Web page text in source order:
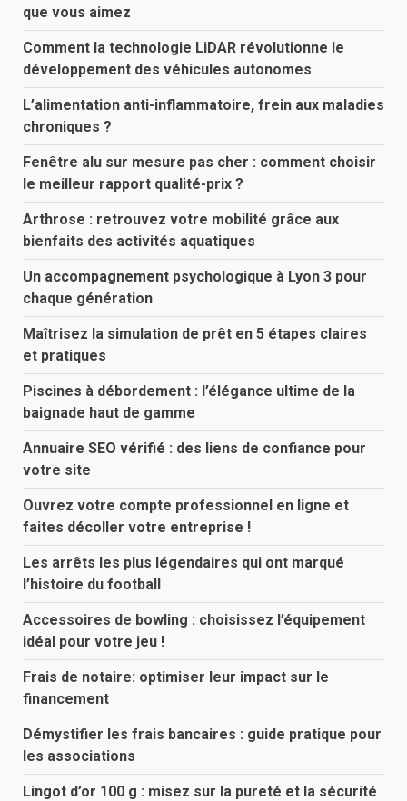
que vous aimez
Comment la technologie LiDAR révolutionne le
développement des véhicules autonomes
L’alimentation anti-inflammatoire, frein aux maladies
chroniques ?
Fenêtre alu sur mesure pas cher : comment choisir
le meilleur rapport qualité-prix ?
Arthrose : retrouvez votre mobilité grâce aux
bienfaits des activités aquatiques
Un accompagnement psychologique à Lyon 3 pour
chaque génération
Maîtrisez la simulation de prêt en 5 étapes claires
et pratiques
Piscines à débordement : l’élégance ultime de la
baignade haut de gamme
Annuaire SEO vérifié : des liens de confiance pour
votre site
Ouvrez votre compte professionnel en ligne et
faites décoller votre entreprise !
Les arrêts les plus légendaires qui ont marqué
l’histoire du football
Accessoires de bowling : choisissez l’équipement
idéal pour votre jeu !
Frais de notaire: optimiser leur impact sur le
financement
Démystifier les frais bancaires : guide pratique pour
les associations
Lingot d’or 100 g : misez sur la pureté et la sécurité